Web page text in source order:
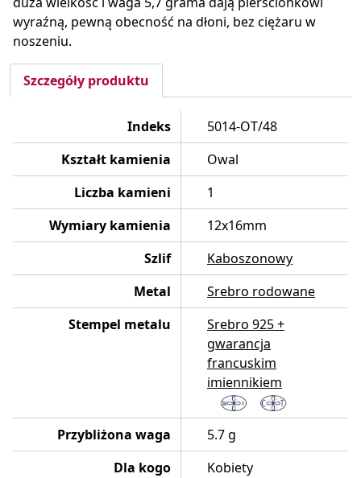
wyraźną, pewną obecność na dłoni, bez ciężaru w
noszeniu.
Szczegóły produktu
Indeks
5014-OT/48
Kształt kamienia
Owal
Liczba kamieni
1
Wymiary kamienia
12x16mm
Szlif
Kaboszonowy
Metal
Srebro rodowane
Stempel metalu
Srebro 925 +
gwarancja
francuskim
imiennikiem
Przybliżona waga
5.7 g
Dla kogo
Kobiety